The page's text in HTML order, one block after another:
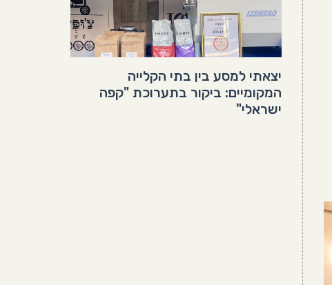
יצאתי למסע בין בתי הקלייה
המקומיים: ביקור בתערוכת "קפה
ישראלי"